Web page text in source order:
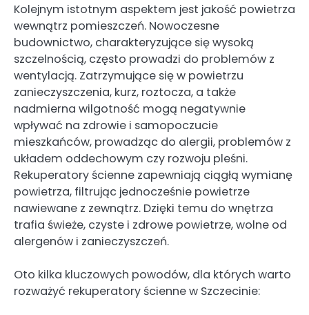
Kolejnym istotnym aspektem jest jakość powietrza
wewnątrz pomieszczeń. Nowoczesne
budownictwo, charakteryzujące się wysoką
szczelnością, często prowadzi do problemów z
wentylacją. Zatrzymujące się w powietrzu
zanieczyszczenia, kurz, roztocza, a także
nadmierna wilgotność mogą negatywnie
wpływać na zdrowie i samopoczucie
mieszkańców, prowadząc do alergii, problemów z
układem oddechowym czy rozwoju pleśni.
Rekuperatory ścienne zapewniają ciągłą wymianę
powietrza, filtrując jednocześnie powietrze
nawiewane z zewnątrz. Dzięki temu do wnętrza
trafia świeże, czyste i zdrowe powietrze, wolne od
alergenów i zanieczyszczeń.
Oto kilka kluczowych powodów, dla których warto
rozważyć rekuperatory ścienne w Szczecinie: